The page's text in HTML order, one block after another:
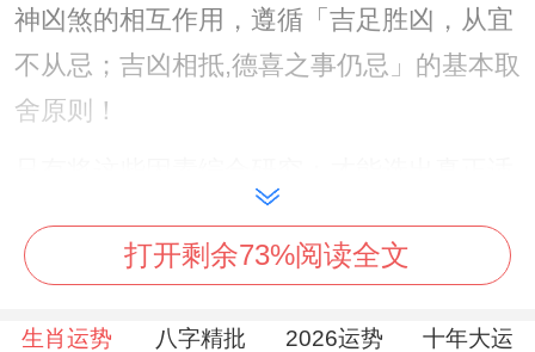
神凶煞的相互作用，遵循「吉足胜凶，从宜
不从忌；吉凶相抵,德喜之事仍忌」的基本取
舍原则！
2026年3月黄历吉日一览表
2026年3月（农历丙午年辛卯月）共有14个
打开剩余73%阅读全文
生肖运势 八字精批 2026运势 十年大运